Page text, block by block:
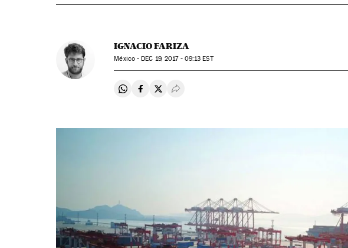
IGNACIO FARIZA
México -DEC 19, 2017 - 09:13 EST
Compartir en Whatsapp
Compartir en Facebook
Compartir en Twitter
Desplegar Redes Sociales